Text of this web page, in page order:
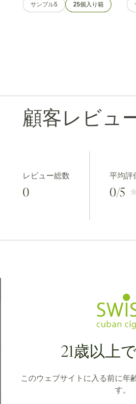
サンプル5 25個入り箱
顧客レビュ
レビュー総数
0
平均評
0/5
21歳以上
このウェブサイトに入る前に年
す。
カナダ、英国、オ
インフォメーション